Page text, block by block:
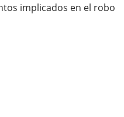
implicados en el robo